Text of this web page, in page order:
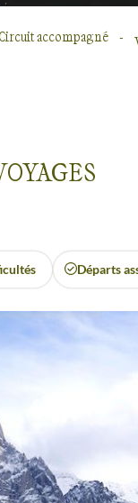
Circuit accompagné
Départs